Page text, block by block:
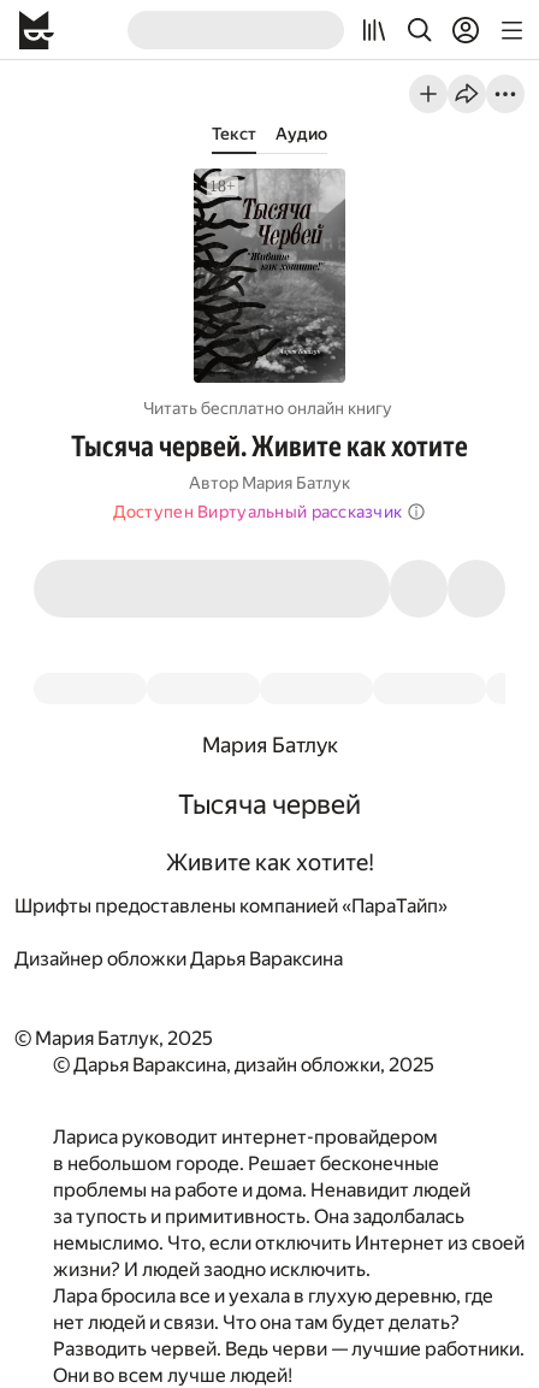
Текст Аудио
Читать бесплатно онлайн книгу
Тысяча червей. Живите как хотите
Автор Мария Батлук
Доступен Виртуальный рассказчик
Мария Батлук
Тысяча червей
Живите как хотите!
Шрифты предоставлены компанией «ПараТайп»
Дизайнер обложкиДарья Вараксина
© Мария Батлук, 2025
© Дарья Вараксина, дизайн обложки, 2025
Лариса руководит интернет-провайдером
в небольшом городе. Решает бесконечные
проблемы на работе и дома. Ненавидит людей
за тупость и примитивность. Она задолбалась
немыслимо. Что, если отключить Интернет из своей
жизни? И людей заодно исключить.
Лара бросила все и уехала в глухую деревню, где
нет людей и связи. Что она там будет делать?
Разводить червей. Ведь черви — лучшие работники.
Они во всем лучше людей!